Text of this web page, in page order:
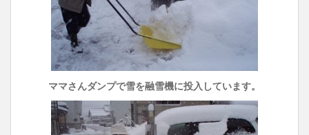
ママさんダンプで雪を融雪機に投入しています。